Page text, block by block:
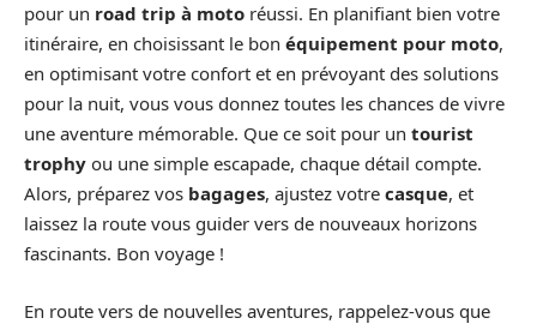
pour un road trip à moto réussi. En planifiant bien votre
itinéraire, en choisissant le bon équipement pour moto,
en optimisant votre confort et en prévoyant des solutions
pour la nuit, vous vous donnez toutes les chances de vivre
une aventure mémorable. Que ce soit pour un tourist
trophy ou une simple escapade, chaque détail compte.
Alors, préparez vos bagages, ajustez votre casque, et
laissez la route vous guider vers de nouveaux horizons
fascinants. Bon voyage !
En route vers de nouvelles aventures, rappelez-vous que